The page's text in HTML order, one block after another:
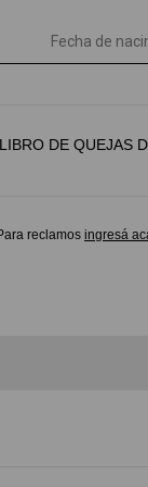
DE QUEJAS
reclamos ingresá